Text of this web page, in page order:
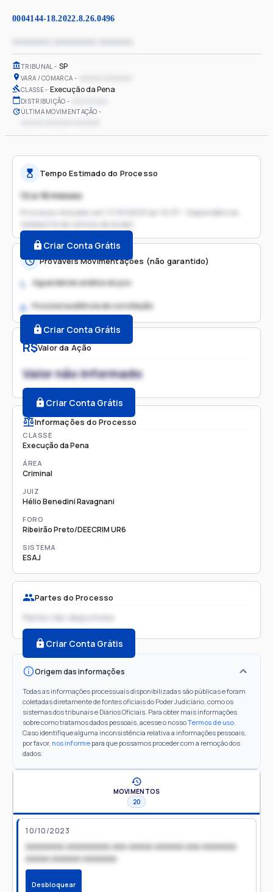
0004144-18.2022.8.26.0496
TRIBUNAL SP
VARA / COMARCA
CLASSE Execução da Pena
DISTRIBUIÇÃO
ÚLTIMA MOVIMENTAÇÃO
R$Valor da Ação
Valor não informado
Criar Conta Grátis
Informações do Processo
CLASSE
Execução da Pena
ÁREA
Criminal
JUIZ
Hélio Benedini Ravagnani
FORO
Ribeirão Preto/DEECRIM UR6
SISTEMA
ESAJ
Partes do Processo
Partes não disponíveis
Criar Conta Grátis
Origem das informações
Todas as informações processuais disponibilizadas são públicas e foram
coletadas diretamente de fontes oficiais do Poder Judiciário, como os
sistemas dos tribunais e Diários Oficiais. Para obter mais informações
sobre como tratamos dados pessoais, acesse o nossoTermos de uso.
Caso identifique alguma inconsistência relativa a informações pessoais,
por favor, nos informe para que possamos proceder com a remoção dos
dados.
Tempo Estimado do Processo
12 a 18 meses
Processo iniciado em
11/10/2023 às 10:37 - Dependência
(0006379-60.2019.8.26.0496)
Criar Conta Grátis
Prováveis Movimentações (não garantido)
1. Aguardando análise do juiz
2. Possível audiência de conciliação
Criar Conta Grátis
MOVIMENTOS
20
10/10/2023
xxxxxxxx xxxxxxxxx xxx xxxxx xxxxxx xxx xxxxxxx
xxxxx xxxxxx xxxxxxx
Desbloquear